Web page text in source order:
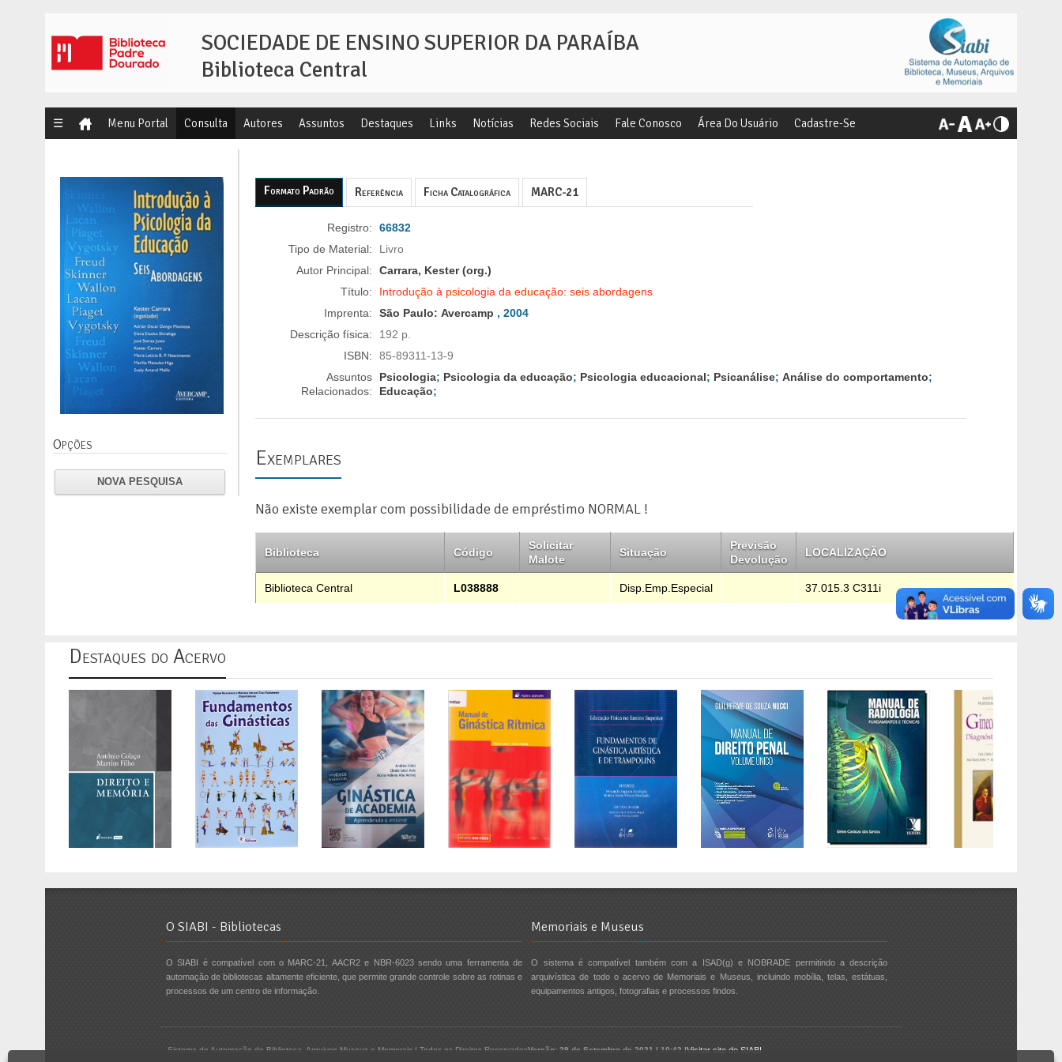
SOCIEDADE DE ENSINO SUPERIOR DA PARAÍBA
Biblioteca Central
☰ Menu Portal Consulta Autores Assuntos Destaques Links Notícias Redes Sociais Fale Conosco Área Do Usuário Cadastre-Se
Opções
NOVA PESQUISA
Formato Padrão Referência Ficha Catalográfica MARC-21
Registro:
66832
Tipo de Material:
Livro
Autor Principal:
Carrara, Kester (org.)
Título:
Introdução à psicologia da educação: seis abordagens
Imprenta:
São Paulo: Avercamp , 2004
Descrição física:
192 p.
ISBN:
85-89311-13-9
Assuntos
Relacionados:
Psicologia; Psicologia da educação; Psicologia educacional; Psicanálise; Análise do comportamento;
Educação;
Exemplares
Não existe exemplar com possibilidade de empréstimo NORMAL !
Biblioteca Código
Solicitar
Malote
Situação
Previsão
Devolução
LOCALIZAÇÃO
Biblioteca Central L038888 Disp.Emp.Especial 37.015.3 C311i
Destaques do Acervo
O SIABI - Bibliotecas
O SIABI é compatível com o MARC-21, AACR2 e NBR-6023 sendo uma ferramenta de
automação de bibliotecas altamente eficiente, que permite grande controle sobre as rotinas e
processos de um centro de informação.
Memoriais e Museus
O sistema é compatível também com a ISAD(g) e NOBRADE permitindo a descrição
arquivística de todo o acervo de Memoriais e Museus, incluindo mobília, telas, estátuas,
equipamentos antigos, fotografias e processos findos.
Sistema de Automação de Biblioteca, Arquivos Museus e Memorais | Todos os Direitos ReservadosVersão: 29 de Setembro de 2021 | 10:42 |Visitar site do SIABI